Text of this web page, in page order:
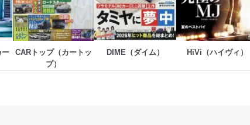
を最新の状態に保持しています。
ェア等を導入し、自動更新 機能等の活用により、これを最新状態
ー
CARトップ（カートッ
プ）
DIME（ダイム） HiVi（ハイヴィ）